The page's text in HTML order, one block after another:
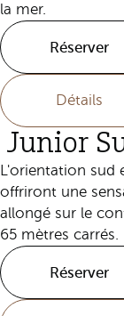
la mer.
Réserver
Détails
Junior
L'orientation sud
offriront une
allongé sur le
65 mètres carrés.
Réserver